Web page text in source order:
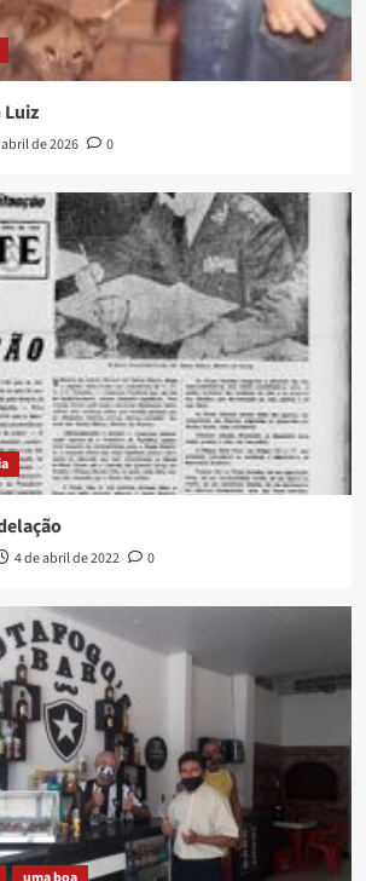
Luiz
de 2026 0
4 de abril de 2022 0